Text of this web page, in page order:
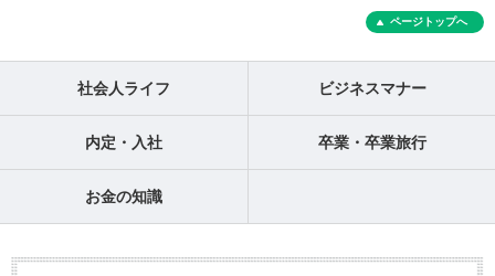
ページトップへ
社会人ライフ ビジネスマナー
内定・入社 卒業・卒業旅行
お金の知識